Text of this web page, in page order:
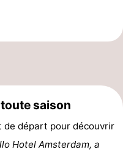
saison
de départ pour découvrir
Hotel Amsterdam, a